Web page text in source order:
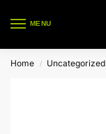
MENU
Home / Uncategorized